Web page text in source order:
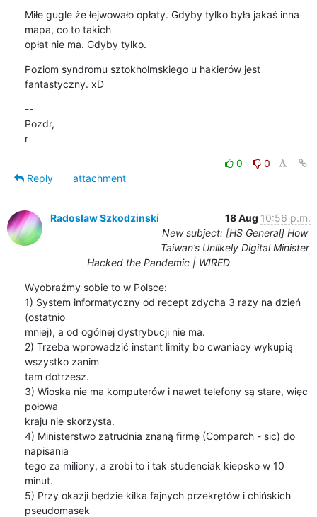
Miłe gugle że łejwowało opłaty. Gdyby tylko była jakaś inna
mapa, co to takich
opłat nie ma. Gdyby tylko.
Poziom syndromu sztokholmskiego u hakierów jest
fantastyczny. xD
--
Pozdr,
r
0
0
Reply
attachment
Radoslaw Szkodzinski 18 Aug 10:56 p.m.
New subject: [HS General] How
Taiwan’s Unlikely Digital Minister
Hacked the Pandemic | WIRED
Wyobraźmy sobie to w Polsce:
1) System informatyczny od recept zdycha 3 razy na dzień
(ostatnio
mniej), a od ogólnej dystrybucji nie ma.
2) Trzeba wprowadzić instant limity bo cwaniacy wykupią
wszystko zanim
tam dotrzesz.
3) Wioska nie ma komputerów i nawet telefony są stare, więc
połowa
kraju nie skorzysta.
4) Ministerstwo zatrudnia znaną firmę (Comparch - sic) do
napisania
tego za miliony, a zrobi to i tak studenciak kiepsko w 10
minut.
5) Przy okazji będzie kilka fajnych przekrętów i chińskich
pseudomasek